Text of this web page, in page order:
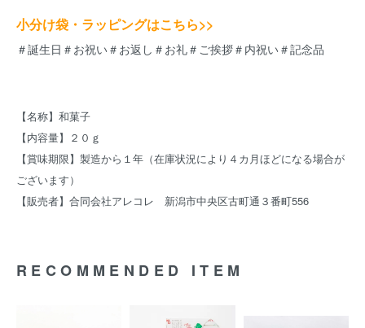
小分け袋・ラッピングはこちら>>
＃誕生日＃お祝い＃お返し＃お礼＃ご挨拶＃内祝い＃記念品
【名称】和菓子
【内容量】２０ｇ
【賞味期限】製造から１年（在庫状況により４カ月ほどになる場合が
ございます）
【販売者】合同会社アレコレ 新潟市中央区古町通３番町556
RECOMMENDED ITEM